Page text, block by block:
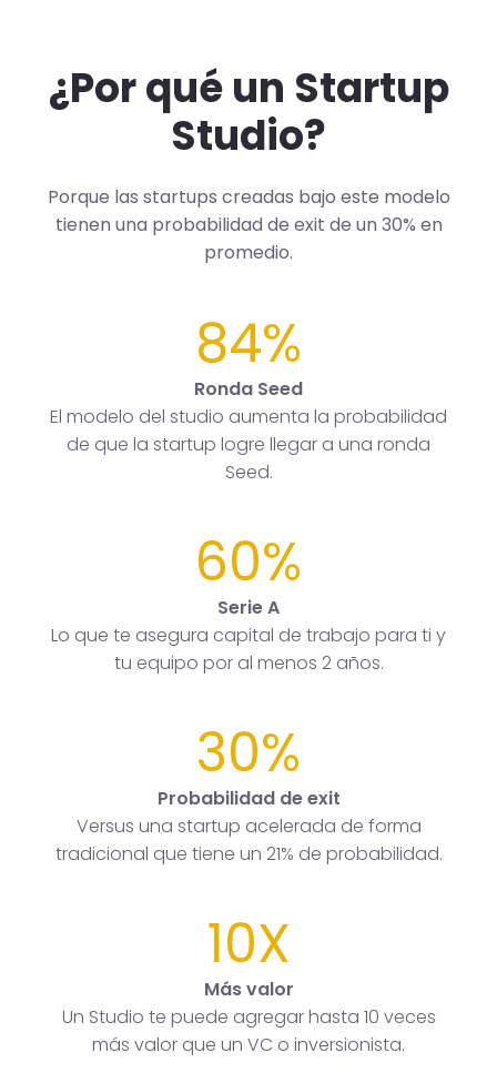
¿Por qué un Startup
Studio?
Porque las startups creadas bajo este modelo
tienen una probabilidad de exit de un 30% en
promedio.
84%
Ronda Seed
El modelo del studio aumenta la probabilidad
de que la startup logre llegar a una ronda
Seed.
60%
Serie A
Lo que te asegura capital de trabajo para ti y
tu equipo por al menos 2 años.
30%
Probabilidad de exit
Versus una startup acelerada de forma
tradicional que tiene un 21% de probabilidad.
10X
Más valor
Un Studio te puede agregar hasta 10 veces
más valor que un VC o inversionista.